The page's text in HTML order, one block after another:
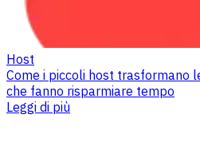
Host
Come i piccoli host trasformano
che fanno risparmiare tempo
Leggi di più